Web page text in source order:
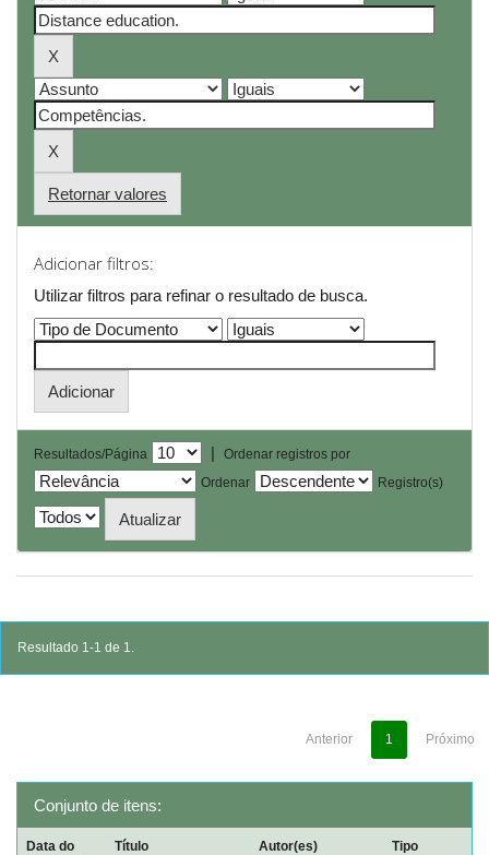
Retornar valores
Adicionar filtros:
Utilizar filtros para refinar o resultado de busca.
Resultados/Página |
Ordenar registros por
Ordenar
Registro(s)
Resultado 1-1 de 1.
Anterior 1 Próximo
Conjunto de itens:
Data do
Título Autor(es) Tipo